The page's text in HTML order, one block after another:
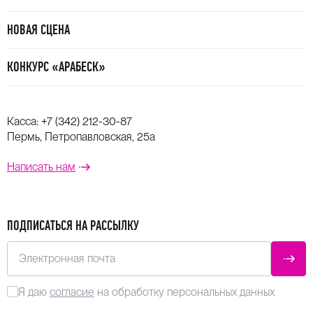
НОВАЯ СЦЕНА
КОНКУРС «АРАБЕСК»
Касса: +7 (342) 212-30-87
Пермь, Петропавловская, 25а
Написать нам
ПОДПИСАТЬСЯ НА РАССЫЛКУ
Электронная почта
Я даю согласие на обработку персональных данных